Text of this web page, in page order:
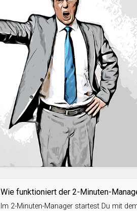
Wie funktioniert der 2-Minuten-
Im 2-Minuten-Manager startest Du mit